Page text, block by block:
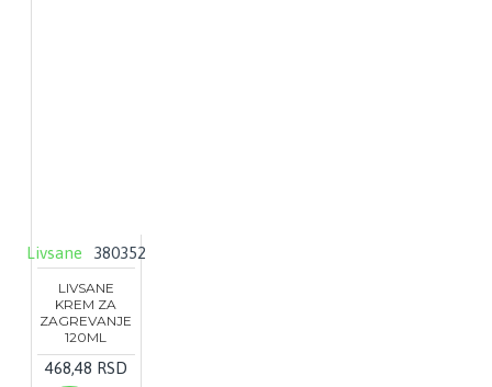
Livsane 380352
LIVSANE
KREM ZA
ZAGREVANJE
120ML
468,48 RSD